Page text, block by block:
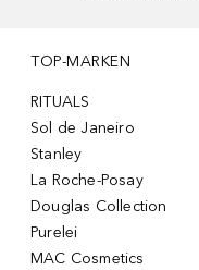
TOP-MARKEN
RITUALS
Sol de Janeiro
Stanley
La Roche-Posay
Douglas Collection
Purelei
MAC Cosmetics